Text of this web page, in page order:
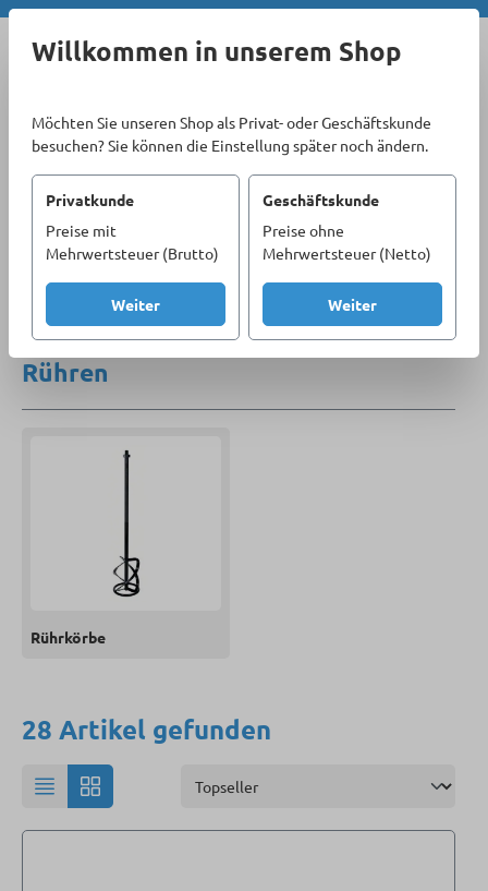
Zum Hauptinhalt springen
Willkommen in unserem Shop
Möchten Sie unseren Shop als Privat- oder Geschäftskunde
besuchen? Sie können die Einstellung später noch ändern.
Privatkunde
Preise mit
Mehrwertsteuer (Brutto)
Weiter
Geschäftskunde
Preise ohne
Mehrwertsteuer (Netto)
Weiter
Sortiment Zubehör
Produkte filtern
Rühren
Rührkörbe
28 Artikel gefunden